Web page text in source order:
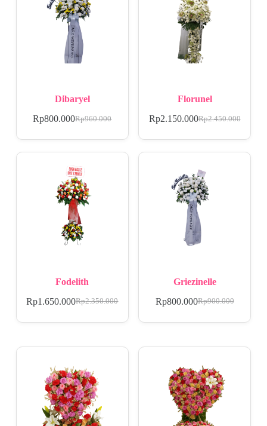
Dibaryel
Rp960.000
Rp800.000
Florunel
Rp2.450.000
Rp2.150.000
Fodelith
Rp2.350.000
Rp1.650.000
Griezinelle
Rp900.000
Rp800.000